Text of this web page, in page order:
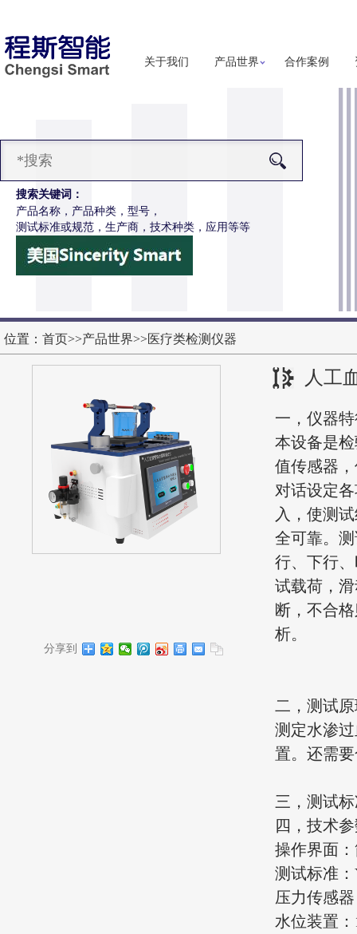
关于我们 产品世界 合作案例
搜索关键词：
产品名称，产品种类，型号，
测试标准或规范，生产商，技术种类，应用等等
注射针针尖穿刺力和阻力试验机
位置： 首页>>产品世界>>医疗类检测仪器
人工
分享到
一，仪器
本设备是
值传感器
对话设定
入，使测
全可靠。
行、下行
试载荷，
断，不合
析。
二，测试
测定水渗
置。还需
三，测试
四，技术
操作界面
测试标准：
压力传感
水位装置